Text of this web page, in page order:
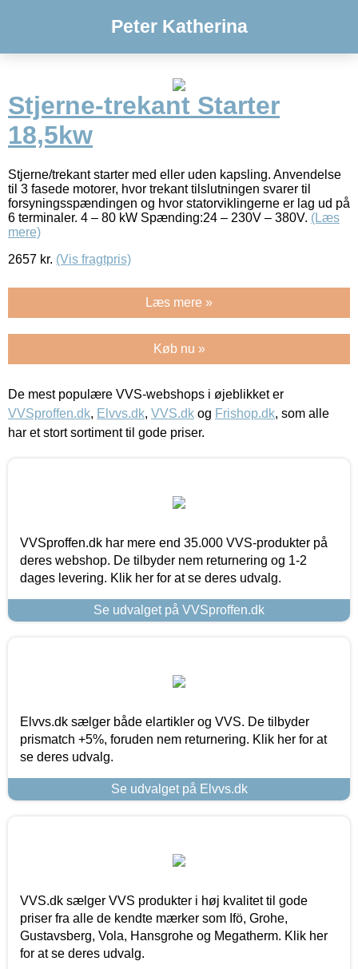
Peter Katherina
Stjerne-trekant Starter
18,5kw
Stjerne/trekant starter med eller uden kapsling. Anvendelse
til 3 fasede motorer, hvor trekant tilslutningen svarer til
forsyningsspændingen og hvor statorviklingerne er lag ud på
6 terminaler. 4 – 80 kW Spænding:24 – 230V – 380V. (Læs
mere)
2657 kr. (Vis fragtpris)
Læs mere »
Køb nu »
De mest populære VVS-webshops i øjeblikket er
VVSproffen.dk, Elvvs.dk, VVS.dk og Frishop.dk, som alle
har et stort sortiment til gode priser.
VVSproffen.dk har mere end 35.000 VVS-produkter på
deres webshop. De tilbyder nem returnering og 1-2
dages levering. Klik her for at se deres udvalg.
Se udvalget på VVSproffen.dk
Elvvs.dk sælger både elartikler og VVS. De tilbyder
prismatch +5%, foruden nem returnering. Klik her for at
se deres udvalg.
Se udvalget på Elvvs.dk
VVS.dk sælger VVS produkter i høj kvalitet til gode
priser fra alle de kendte mærker som Ifö, Grohe,
Gustavsberg, Vola, Hansgrohe og Megatherm. Klik her
for at se deres udvalg.